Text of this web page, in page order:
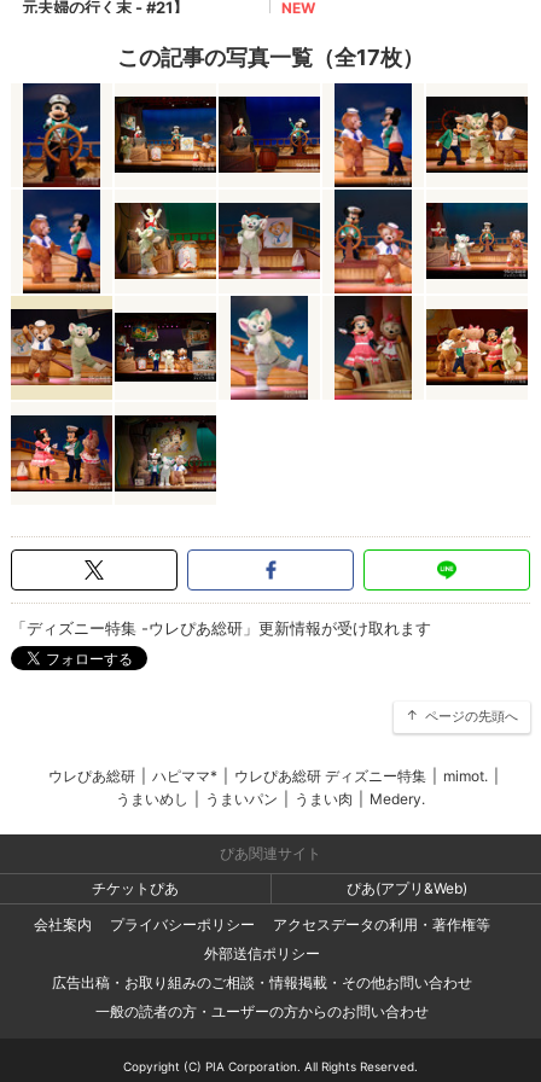
この記事の写真一覧（全17枚）
「ディズニー特集 -ウレぴあ総研」更新情報が受け取れます
ページの先頭へ
ウレぴあ総研 ハピママ* ウレぴあ総研 ディズニー特集 mimot.
うまいめし
うまいパン うまい肉 Medery.
ぴあ関連サイト
チケットぴあ
ぴあ(アプリ&Web)
会社案内
プライバシーポリシー
アクセスデータの利用・著作権等
外部送信ポリシー
広告出稿・お取り組みのご相談・情報掲載・その他お問い合わせ
一般の読者の方・ユーザーの方からのお問い合わせ
Copyright (C) PIA Corporation. All Rights Reserved.